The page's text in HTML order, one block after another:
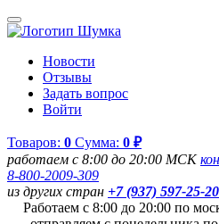
Новости
Отзывы
Задать вопрос
Войти
Товаров: 0 Сумма: 0 ₽
работаем с 8:00 до 20:00 МСК
8-800-2009-309
из других стран +7 (937) 597-25-20
Работаем с 8:00 до 20:00 по